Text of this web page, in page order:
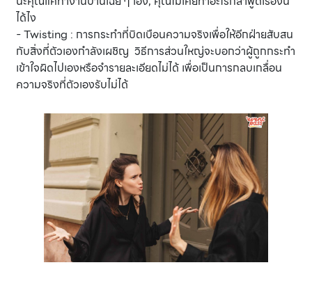
ได้ไง
- Twisting : การกระทำที่บิดเบือนความจริงเพื่อให้อีกฝ่ายสับสน
กับสิ่งที่ตัวเองกำลังเผชิญ วิธีการส่วนใหญ่จะบอกว่าผู้ถูกกระทำ
เข้าใจผิดไปเองหรือจำรายละเอียดไม่ได้ เพื่อเป็นการกลบเกลื่อน
ความจริงที่ตัวเองรับไม่ได้